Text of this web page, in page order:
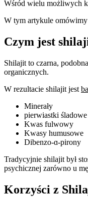
Wśród wielu możliwych
W tym artykule
Czym jest
Shilajit to czarna,
organicznych.
W rezultacie shilajit jest
Minerały
pierwiastki śladowe
Kwas fulwowy
Kwasy humusowe
Dibenzo-ɑ-pirony
Tradycyjnie shilajit był
psychicznej zarówno u
Korzyści z